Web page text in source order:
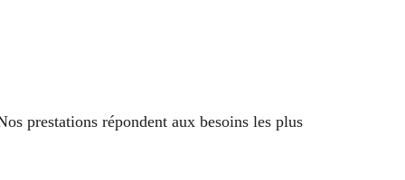
prestations répondent aux besoins les plus